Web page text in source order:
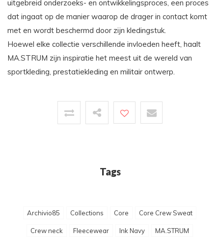
uitgebreid onderzoeks- en ontwikkelingsproces, een proces
dat ingaat op de manier waarop de drager in contact komt
met en wordt beschermd door zijn kledingstuk.
Hoewel elke collectie verschillende invloeden heeft, haalt
MA.STRUM zijn inspiratie het meest uit de wereld van
sportkleding, prestatiekleding en militair ontwerp.
Tags
Archivio85 Collections Core Core Crew Sweat
Crew neck Fleecewear Ink Navy MA.STRUM